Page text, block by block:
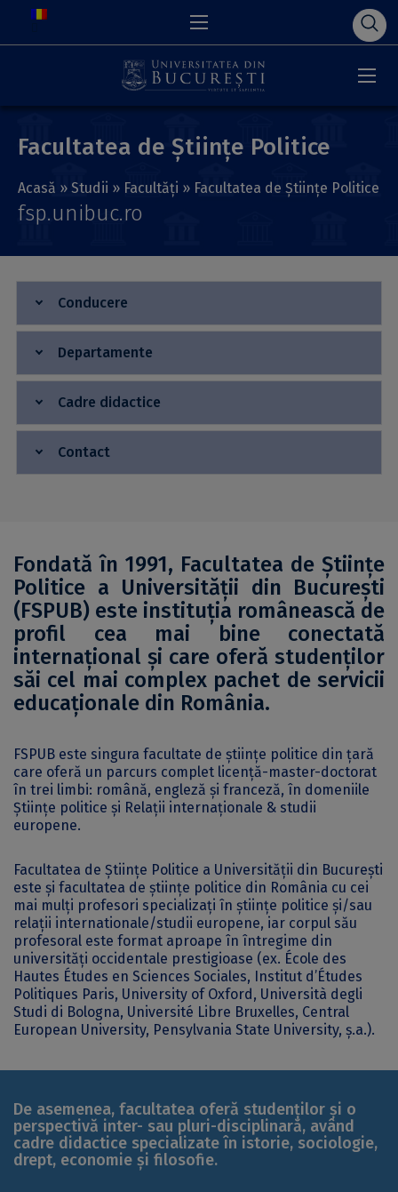
Facultatea de Științe Politice
Acasă » Studii » Facultăți » Facultatea de Științe Politice
fsp.unibuc.ro
Conducere
Departamente
Cadre didactice
Contact
Fondată în 1991, Facultatea de Științe
Politice a Universității din București
(FSPUB) este instituția românească de
profil cea mai bine conectată
internațional și care oferă studenților
săi cel mai complex pachet de servicii
educaționale din România.
FSPUB este singura facultate de științe politice din țară
care oferă un parcurs complet licență-master-doctorat
în trei limbi: română, engleză și franceză, în domeniile
Științe politice și Relații internaționale & studii
europene.
Facultatea de Științe Politice a Universității din București
este și facultatea de științe politice din România cu cei
mai mulți profesori specializați în științe politice și/sau
relații internationale/studii europene, iar corpul său
profesoral este format aproape în întregime din
universități occidentale prestigioase (ex. École des
Hautes Études en Sciences Sociales, Institut d’Études
Politiques Paris, University of Oxford, Università degli
Studi di Bologna, Université Libre Bruxelles, Central
European University, Pensylvania State University, ș.a.).
De asemenea, facultatea oferă studenților și o
perspectivă inter- sau pluri-disciplinară, având
cadre didactice specializate în istorie, sociologie,
drept, economie și filosofie.